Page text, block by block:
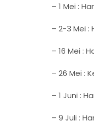
– 1 Mei :
– 2-3 Mei :
– 16 Mei :
– 26 Mei :
– 1 Juni :
– 9 Juli :